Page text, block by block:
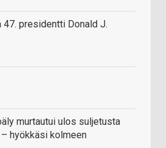
47. presidentti Donald J.
murtautui ulos suljetusta
hyökkäsi kolmeen